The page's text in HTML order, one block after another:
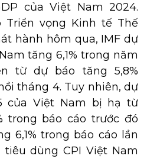
của Việt Nam 2024.
Triển vọng Kinh tế Thế
hành hôm qua, IMF dự
tăng 6,1% trong năm
từ dự báo tăng 5,8%
tháng 4. Tuy nhiên, dự
của Việt Nam bị hạ từ
trong báo cáo trước đó
6,1% trong báo cáo lần
tiêu dùng CPI Việt Nam